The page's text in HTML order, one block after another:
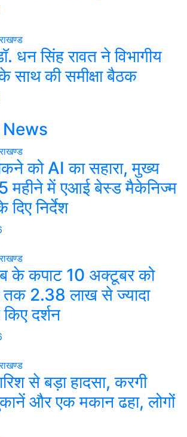
धन सिंह रावत ने विभागीय
साथ की समीक्षा बैठक
को AI का सहारा, मुख्य
महीने में एआई बेस्ड मैकेनिज्म
निर्देश
के कपाट 10 अक्टूबर को
तक 2.38 लाख से ज्यादा
दर्शन
से बड़ा हादसा, करगी
और एक मकान ढहा, लोगों